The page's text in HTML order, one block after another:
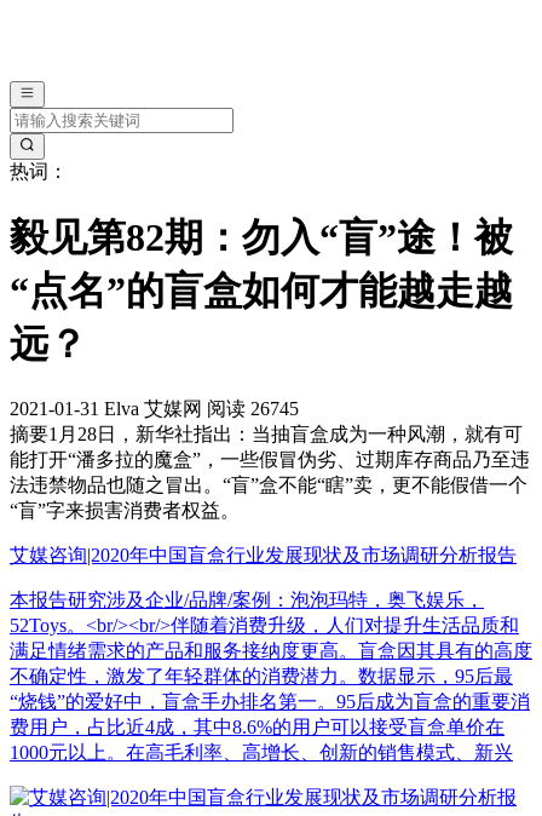
热词：
毅见第82期：勿入“盲”途！被
“点名”的盲盒如何才能越走越
远？
2021-01-31 Elva 艾媒网 阅读 26745
摘要1月28日，新华社指出：当抽盲盒成为一种风潮，就有可
能打开“潘多拉的魔盒”，一些假冒伪劣、过期库存商品乃至违
法违禁物品也随之冒出。“盲”盒不能“瞎”卖，更不能假借一个
“盲”字来损害消费者权益。
艾媒咨询|2020年中国盲盒行业发展现状及市场调研分析报告
本报告研究涉及企业/品牌/案例：泡泡玛特，奥飞娱乐，
52Toys。<br/><br/>伴随着消费升级，人们对提升生活品质和
满足情绪需求的产品和服务接纳度更高。盲盒因其具有的高度
不确定性，激发了年轻群体的消费潜力。数据显示，95后最
“烧钱”的爱好中，盲盒手办排名第一。95后成为盲盒的重要消
费用户，占比近4成，其中8.6%的用户可以接受盲盒单价在
1000元以上。在高毛利率、高增长、创新的销售模式、新兴